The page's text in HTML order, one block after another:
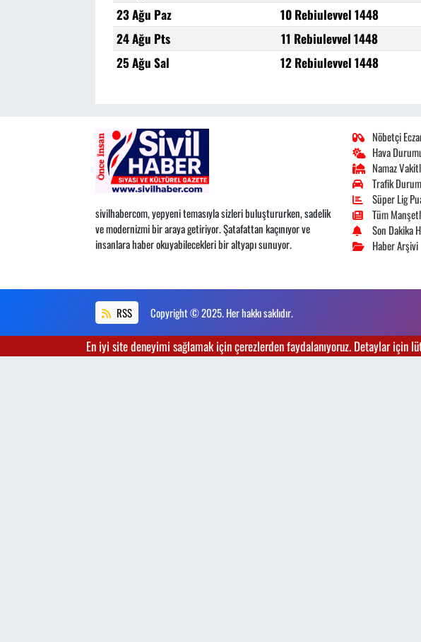
23 Ağu Paz
10 Rebiulevvel 1448
24 Ağu Pts
11 Rebiulevvel 1448
25 Ağu Sal
12 Rebiulevvel 1448
sivilhabercom, yepyeni temasıyla sizleri buluştururken, sadelik
ve modernizmi bir araya getiriyor. Şatafattan kaçınıyor ve
insanlara haber okuyabilecekleri bir altyapı sunuyor.
Nöbetçi
Hava
Namaz
Trafik
Süper Lig
Tüm
Son Dakika
Haber Arşivi
RSS Copyright © 2025. Her hakkı saklıdır.
En iyi site deneyimi sağlamak için çerezlerden faydalanıyoruz. Detaylar için